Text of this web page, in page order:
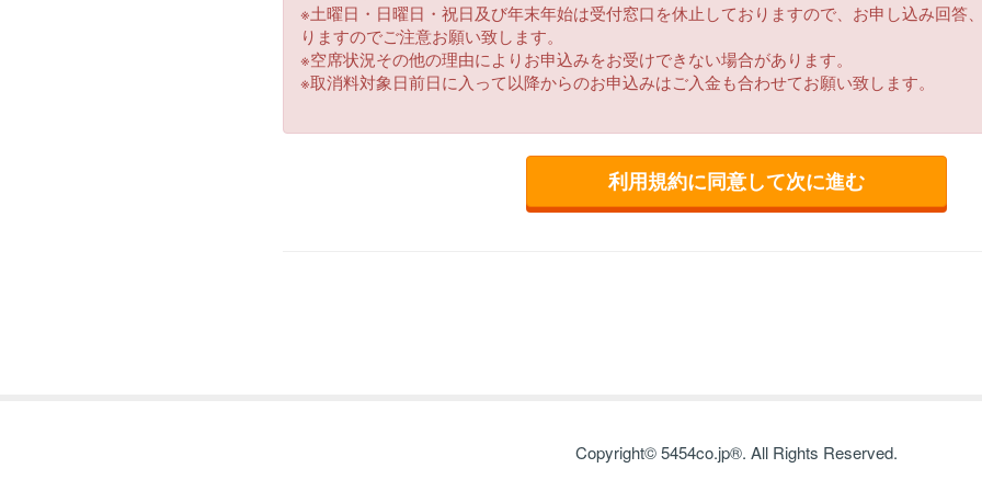
3.お伺いした個人情報の開示
当社において原則としてお客様よりいただいた情報をお客様の同意なしで業務委託先以
ことはございません。ただし、法令により開示を求められた場合はお客様の同意なく開
4.個人情報の訂正・削除のお問合せ
お客様の個人情報の開示・修正・削除等をご希望の場合、当社はお客様が本人であるこ
※土曜日・日曜日・祝日及び年末年始は受付窓口を休止しておりますので、お申し込み回答
りますのでご注意お願い致します。
※空席状況その他の理由によりお申込みをお受けできない場合があります。
※取消料対象日前日に入って以降からのお申込みはご入金も合わせてお願い致します。
Copyright© 5454co.jp®. All Rights Reserved.